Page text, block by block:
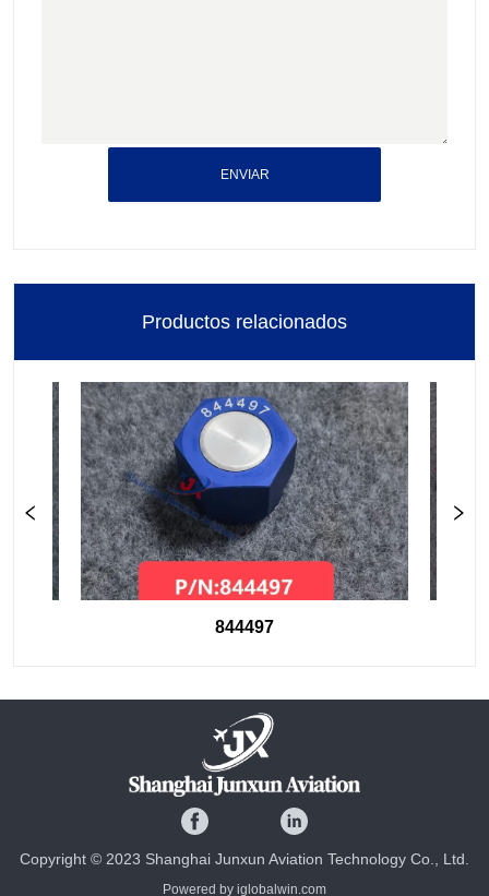
ENVIAR
Productos relacionados
844497
Copyright © 2023 Shanghai Junxun Aviation Technology Co., Ltd.
Powered by iglobalwin.com